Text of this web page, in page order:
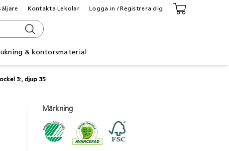
& kontorsmaterial
Kontakta Lekolar Logga in / Registrera dig
3:, djup 35
Märkning